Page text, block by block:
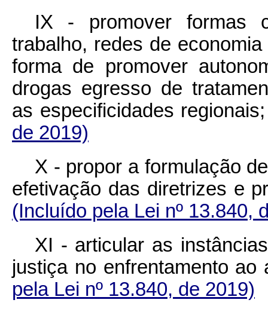
IX - promover formas
trabalho, redes de
forma de promover
drogas egresso de
as especificidades
de 2019)
X - propor a formulação
efetivação das diretrizes
(Incluído pela Lei nº 13.840,
XI - articular as
justiça no
pela Lei nº 13.840, de 2019)